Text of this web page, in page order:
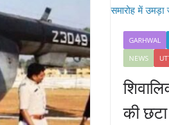
GARHWAL
NEWS
की